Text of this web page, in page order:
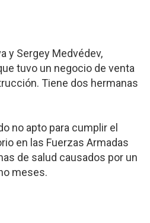
y Sergey Medvédev,
tuvo un negocio de venta
Tiene dos hermanas
no apto para cumplir el
en las Fuerzas Armadas
de salud causados por un
meses.